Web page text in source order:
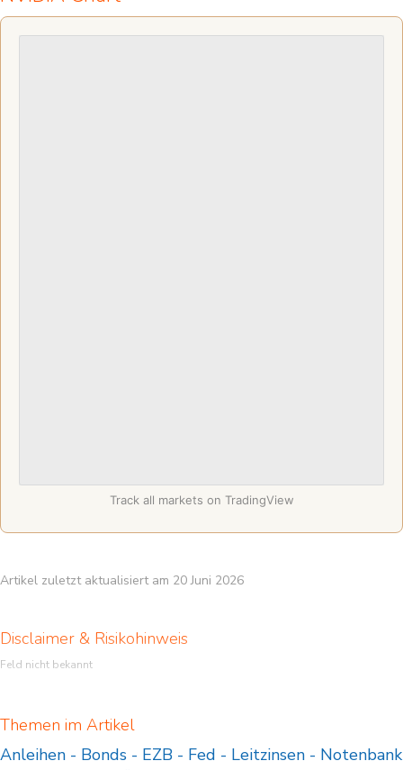
Track all markets on TradingView
Artikel zuletzt aktualisiert am 20 Juni 2026
Disclaimer & Risikohinweis
Feld nicht bekannt
Themen im Artikel
Anleihen - Bonds - EZB - Fed - Leitzinsen - Notenbank